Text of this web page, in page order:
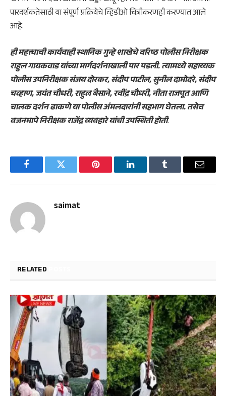
पारदर्शकतेसाठी या संपूर्ण प्रक्रियेचे व्हिडीओ चित्रीकरणही करण्यात आले
आहे.
ही महत्त्वाची कार्यवाही स्थानिक गुन्हे शाखेचे वरिष्ठ पोलीस निरीक्षक
राहुल गायकवाड यांच्या मार्गदर्शनाखाली पार पडली. त्यामध्ये सहाय्यक
पोलीस उपनिरीक्षक संजय दोरकर, संदीप पाटील, सुनील दामोदरे, संदीप
चव्हाण, जयंत चौधरी, राहुल बैसाने, रवींद्र चौधरी, नीता राजपूत आणि
चालक दर्शन ढाकणे या पोलीस अंमलदारांनी सहभाग घेतला. तसेच
वजनमापे निरीक्षक राजेंद्र व्यवहारे यांची उपस्थिती होती.
FacebookTwitter Pinterest LinkedInTumblr Email
saimat
RELATED